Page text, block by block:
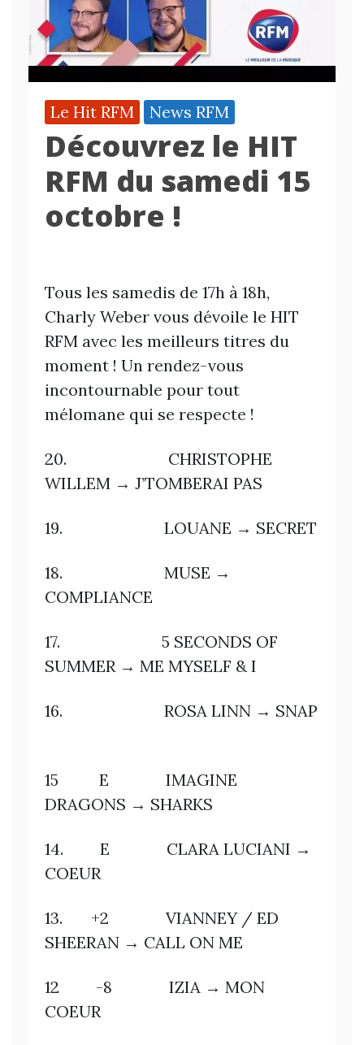
Le Hit RFM News RFM
Découvrez le HIT
RFM du samedi 15
octobre !
Tous les samedis de 17h à 18h,
Charly Weber vous dévoile le HIT
RFM avec les meilleurs titres du
moment ! Un rendez-vous
incontournable pour tout
mélomane qui se respecte !
20. CHRISTOPHE
WILLEM → J’TOMBERAI PAS
19. LOUANE → SECRET
18. MUSE →
COMPLIANCE
17. 5 SECONDS OF
SUMMER → ME MYSELF & I
16. ROSA LINN → SNAP
15 E IMAGINE
DRAGONS → SHARKS
14. E CLARA LUCIANI →
COEUR
13. +2 VIANNEY / ED
SHEERAN → CALL ON ME
12 -8 IZIA → MON
COEUR